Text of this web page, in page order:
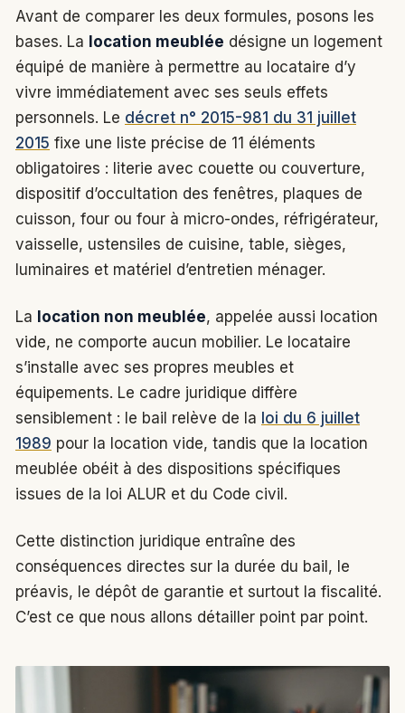
Avant de comparer les deux formules, posons les
bases. La location meublée désigne un logement
équipé de manière à permettre au locataire d’y
vivre immédiatement avec ses seuls effets
personnels. Le décret n° 2015-981 du 31 juillet
2015 fixe une liste précise de 11 éléments
obligatoires : literie avec couette ou couverture,
dispositif d’occultation des fenêtres, plaques de
cuisson, four ou four à micro-ondes, réfrigérateur,
vaisselle, ustensiles de cuisine, table, sièges,
luminaires et matériel d’entretien ménager.
La location non meublée, appelée aussi location
vide, ne comporte aucun mobilier. Le locataire
s’installe avec ses propres meubles et
équipements. Le cadre juridique diffère
sensiblement : le bail relève de la loi du 6 juillet
1989 pour la location vide, tandis que la location
meublée obéit à des dispositions spécifiques
issues de la loi ALUR et du Code civil.
Cette distinction juridique entraîne des
conséquences directes sur la durée du bail, le
préavis, le dépôt de garantie et surtout la fiscalité.
C’est ce que nous allons détailler point par point.